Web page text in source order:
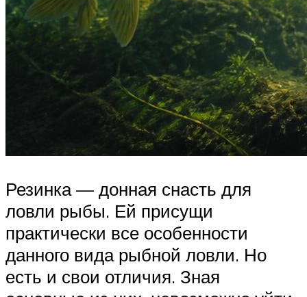
Резинка — донная снасть для
ловли рыбы. Ей присущи
практически все особенности
данного вида рыбной ловли. Но
есть и свои отличия. Зная